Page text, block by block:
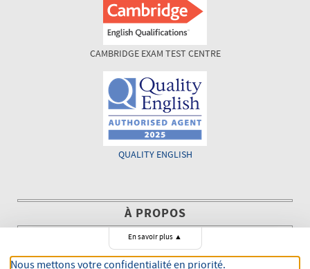
CAMBRIDGE EXAM TEST CENTRE
QUALITY ENGLISH
À PROPOS
The Language House a été créée en 2003 avec comme objectif de
conseiller aussi bien les personnes privées que les entreprises
En savoir plus ▲
Nous mettons votre confidentialité en priorité.